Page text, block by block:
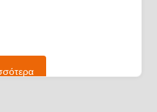
Εξετάζει τους
ΛΟΥΚΑΣ” και